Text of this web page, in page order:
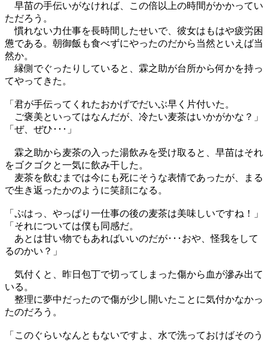
早苗の手伝いがなければ、この倍以上の時間がかかってい
ただろう。
慣れない力仕事を長時間したせいで、彼女はもはや疲労困
憊である。朝御飯も食べずにやったのだから当然といえば当
然か。
縁側でぐったりしていると、霖之助が台所から何かを持っ
てやってきた。
「君が手伝ってくれたおかげでだいぶ早く片付いた。
ご褒美といってはなんだが、冷たい麦茶はいかがかな？」
「ぜ、ぜひ･･･」
霖之助から麦茶の入った湯飲みを受け取ると、早苗はそれ
をゴクゴクと一気に飲み干した。
麦茶を飲むまでは今にも死にそうな表情であったが、まる
で生き返ったかのように笑顔になる。
「ぷはっ、やっぱり一仕事の後の麦茶は美味しいですね！」
「それについては僕も同感だ。
あとは甘い物でもあればいいのだが･･･おや、怪我をして
るのかい？」
気付くと、昨日包丁で切ってしまった傷から血が滲み出て
いる。
整理に夢中だったので傷が少し開いたことに気付かなかっ
たのだろう。
「このぐらいなんともないですよ、水で洗っておけばそのう